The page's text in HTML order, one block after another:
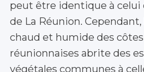
peut être identique à celui
de La Réunion.
chaud et humide des côtes
réunionnaises abrite des
végétales communes à